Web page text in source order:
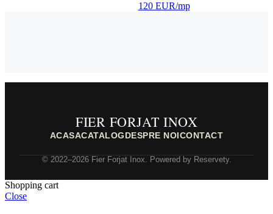
120 EUR/mp
FIER FORJAT INOX
ACASACATALOGDESPRE NOICONTACT
© 2022–2026 Fier Forjat Inox. Powered by Reservety.
Shopping cart
Close